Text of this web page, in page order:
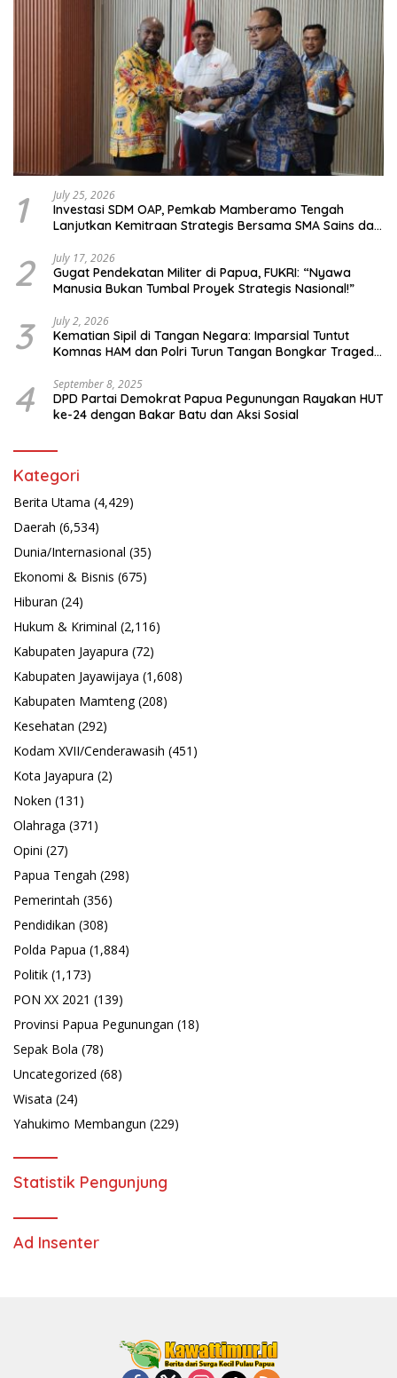
1 July 25, 2026
Investasi SDM OAP, Pemkab Mamberamo Tengah
Lanjutkan Kemitraan Strategis Bersama SMA Sains dan
2 July 17, 2026
Gugat Pendekatan Militer di Papua, FUKRI: “Nyawa
Manusia Bukan Tumbal Proyek Strategis Nasional!”
3 July 2, 2026
Kematian Sipil di Tangan Negara: Imparsial Tuntut
Komnas HAM dan Polri Turun Tangan Bongkar Tragedi
4 September 8, 2025
DPD Partai Demokrat Papua Pegunungan Rayakan HUT
ke-24 dengan Bakar Batu dan Aksi Sosial
Kategori
Berita Utama (4,429)
Daerah (6,534)
Dunia/Internasional (35)
Ekonomi & Bisnis (675)
Hiburan (24)
Hukum & Kriminal (2,116)
Kabupaten Jayapura (72)
Kabupaten Jayawijaya (1,608)
Kabupaten Mamteng(208)
Kesehatan (292)
Kodam XVII/Cenderawasih (451)
Kota Jayapura (2)
Noken (131)
Olahraga (371)
Opini (27)
Papua Tengah (298)
Pemerintah (356)
Pendidikan (308)
Polda Papua (1,884)
Politik (1,173)
PON XX 2021 (139)
Provinsi Papua Pegunungan (18)
Sepak Bola (78)
Uncategorized (68)
Wisata (24)
Yahukimo Membangun (229)
Statistik Pengunjung
Ad Insenter